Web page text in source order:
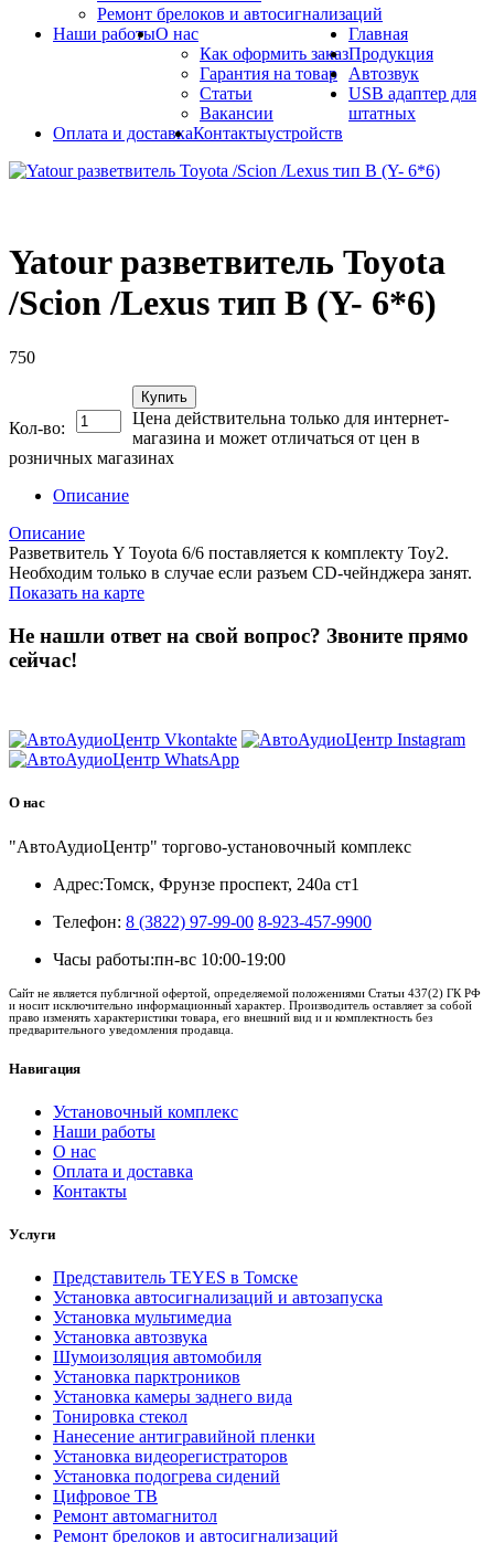
Ремонт брелоков и автосигнализаций
Наши работыО нас
Как оформить заказ
Гарантия на товар
Статьи
Вакансии
Оплата и доставкаКонтакты
Главная
Продукция
Автозвук
USB адаптер для
штатных
устройств
Yatour разветвитель Toyota
/Scion /Lexus тип B (Y- 6*6)
750
Кол-во:
Купить
Цена действительна только для интернет-
магазина и может отличаться от цен в
розничных магазинах
Описание
Описание
Разветвитель Y Toyota 6/6 поставляется к комплекту Toy2.
Необходим только в случае если разъем CD-чейнджера занят.
Показать на карте
Не нашли ответ на свой вопрос? Звоните прямо
сейчас!
О нас
"АвтоАудиоЦентр" торгово-установочный комплекс
Адрес:Томск, Фрунзе проспект, 240а ст1
Телефон: 8 (3822) 97-99-00 8-923-457-9900
Часы работы:пн-вс 10:00-19:00
Сайт не является публичной офертой, определяемой положениями Статьи 437(2) ГК РФ
и носит исключительно информационный характер. Производитель оставляет за собой
право изменять характеристики товара, его внешний вид и и комплектность без
предварительного уведомления продавца.
Навигация
Установочный комплекс
Наши работы
О нас
Оплата и доставка
Контакты
Услуги
Представитель TEYES в Томске
Установка автосигнализаций и автозапуска
Установка мультимедиа
Установка автозвука
Шумоизоляция автомобиля
Установка парктроников
Установка камеры заднего вида
Тонировка стекол
Нанесение антигравийной пленки
Установка видеорегистраторов
Установка подогрева сидений
Цифровое ТВ
Ремонт автомагнитол
Ремонт брелоков и автосигнализаций